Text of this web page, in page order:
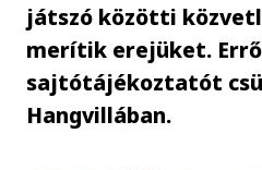
játszó közötti
merítik erejüket.
sajtótájékoztatót
Hangvillában.